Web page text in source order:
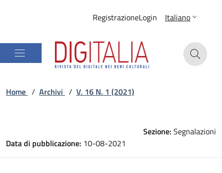
RegistrazioneLogin Italiano
Home / Archivi / V. 16 N. 1 (2021)
Sezione: Segnalazioni
Data di pubblicazione: 10-08-2021